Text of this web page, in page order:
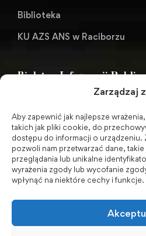
Zarządzaj
Aby zapewnić jak najlepsze
takich jak pliki cookie, do
dostępu do informacji o urządzeniu.
pozwoli nam przetwarzać dane,
przeglądania lub unikalne
wyrażenia zgody lub wycofanie
wpłynąć na niektóre cechy i funkcje.
Biblioteka
KU AZS ANS w Raciborzu
Biuletyn Informacji
BIP - Biuletyn Informacji
archiwum
Social Media